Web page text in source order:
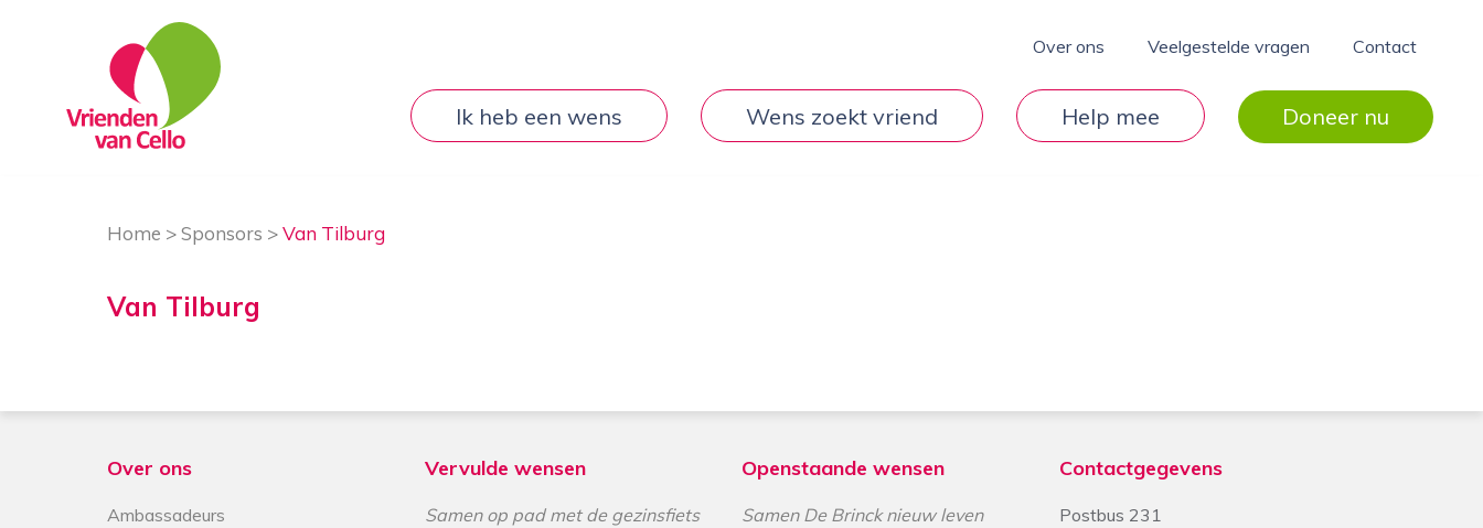
Over ons Veelgestelde vragen Contact
Ik heb een wens Wens zoekt vriend Help mee Doneer nu
Home >Sponsors >Van Tilburg
Van Tilburg
Over ons
Ambassadeurs
Vervulde wensen
Samen op pad met de gezinsfiets
Openstaande wensen
Samen De Brinck nieuw leven
Contactgegevens
Postbus 231